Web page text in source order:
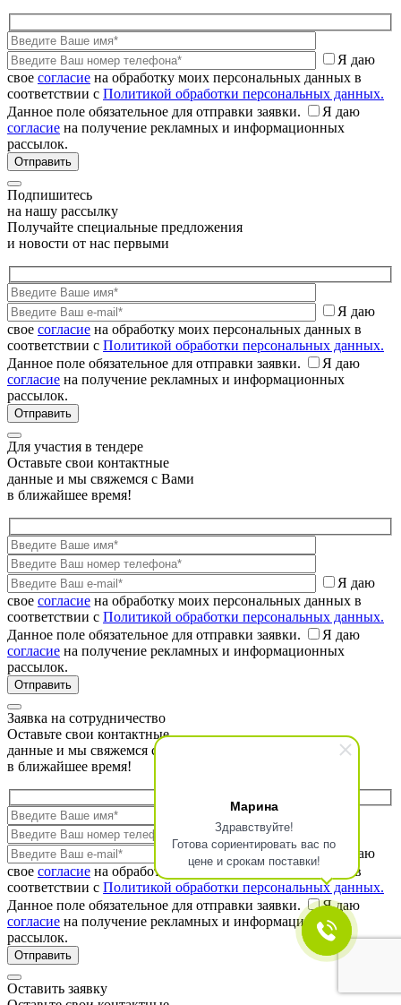
Марина
Здравствуйте!
Готова сориентировать вас по
цене и срокам поставки!
Я даю
свое согласие на обработку моих персональных данных в
соответствии с Политикой обработки персональных данных.
Данное поле обязательное для отправки заявки.
Я даю
согласие на получение рекламных и информационных
рассылок.
Подпишитесь
на нашу рассылку
Получайте специальные предложения
и новости от нас первыми
Я даю
свое согласие на обработку моих персональных данных в
соответствии с Политикой обработки персональных данных.
Данное поле обязательное для отправки заявки.
Я даю
согласие на получение рекламных и информационных
рассылок.
Для участия в тендере
Оставьте свои контактные
данные и мы свяжемся с Вами
в ближайшее время!
Я даю
свое согласие на обработку моих персональных данных в
соответствии с Политикой обработки персональных данных.
Данное поле обязательное для отправки заявки.
Я даю
согласие на получение рекламных и информационных
рассылок.
Заявка на сотрудничество
Оставьте свои контактные
данные и мы свяжемся с Вами
в ближайшее время!
Я даю
свое согласие на обработку моих персональных данных в
соответствии с Политикой обработки персональных данных.
Данное поле обязательное для отправки заявки.
Я даю
согласие на получение рекламных и информационных
рассылок.
Оставить заявку